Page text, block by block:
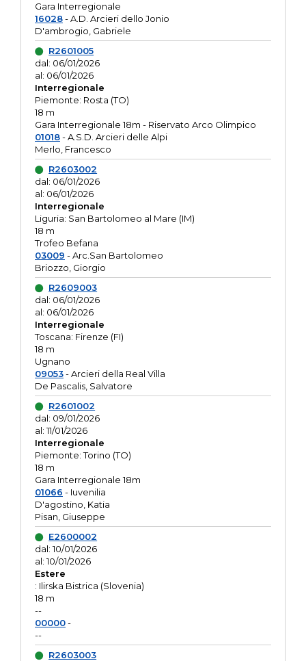
Gara Interregionale
16028- A.D. Arcieri dello Jonio
D'ambrogio, Gabriele
R2601005
dal: 06/01/2026
al: 06/01/2026
Interregionale
Piemonte: Rosta (TO)
18 m
Gara Interregionale 18m - Riservato Arco Olimpico
01018- A.S.D. Arcieri delle Alpi
Merlo, Francesco
R2603002
dal: 06/01/2026
al: 06/01/2026
Interregionale
Liguria: San Bartolomeo al Mare (IM)
18 m
Trofeo Befana
03009 - Arc.San Bartolomeo
Briozzo, Giorgio
R2609003
dal: 06/01/2026
al: 06/01/2026
Interregionale
Toscana: Firenze (FI)
18 m
Ugnano
09053- Arcieri della Real Villa
De Pascalis, Salvatore
R2601002
dal: 09/01/2026
al: 11/01/2026
Interregionale
Piemonte: Torino (TO)
18 m
Gara Interregionale 18m
01066 - Iuvenilia
D'agostino, Katia
Pisan, Giuseppe
E2600002
dal: 10/01/2026
al: 10/01/2026
Estere
: Ilirska Bistrica (Slovenia)
18 m
--
00000-
--
R2603003